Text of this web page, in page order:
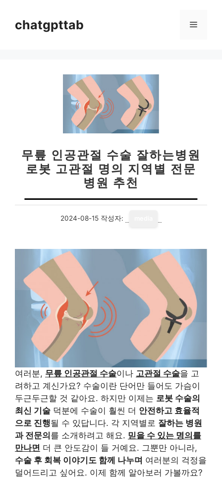
chatgpttab 메
무릎 인공관절 수술 잘하는병원
로봇 고관절 명의 지역별 전문
병원 추천
2024-08-15 작성자:
여러분, 무릎 인공관절 수술이나 고관절 수술을 고
려하고 계신가요? 수술이란 단어만 들어도 가슴이
두근두근할 것 같아요. 하지만 이제는 로봇 수술의
최신 기술 덕분에 수술이 훨씬 더 안전하고 효율적
으로 진행될 수 있답니다. 각 지역별로 잘하는 병원
과 전문의를 소개하려고 해요. 믿을 수 있는 명의를
만나면 더 큰 안도감이 들 거예요. 그뿐만 아니라,
수술 후 회복 이야기도 함께 나누며 여러분의 걱정을
덜어드리고 싶어요. 이제 함께 알아보러 가볼까요?